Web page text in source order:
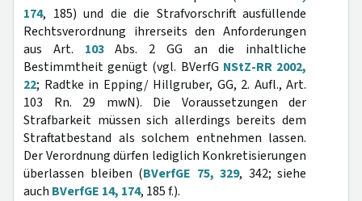
174, 185) und die die Strafvorschrift ausfüllende
Rechtsverordnung ihrerseits den Anforderungen
aus Art. 103Abs. 2 GG an die inhaltliche
Bestimmtheit genügt (vgl. BVerfG NStZ-RR 2002,
22; Radtke in Epping/ Hillgruber, GG, 2. Aufl., Art.
103 Rn. 29 mwN). Die Voraussetzungen der
Strafbarkeit müssen sich allerdings bereits dem
Straftatbestand als solchem entnehmen lassen.
Der Verordnung dürfen lediglich Konkretisierungen
überlassen bleiben (BVerfGE 75, 329, 342; siehe
auch BVerfGE 14, 174, 185 f.).